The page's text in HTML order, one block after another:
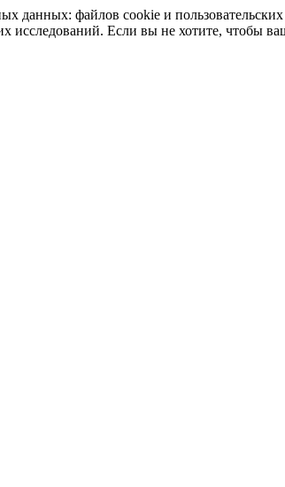
данных: файлов cookie и
исследований. Если вы не хотите, чтобы